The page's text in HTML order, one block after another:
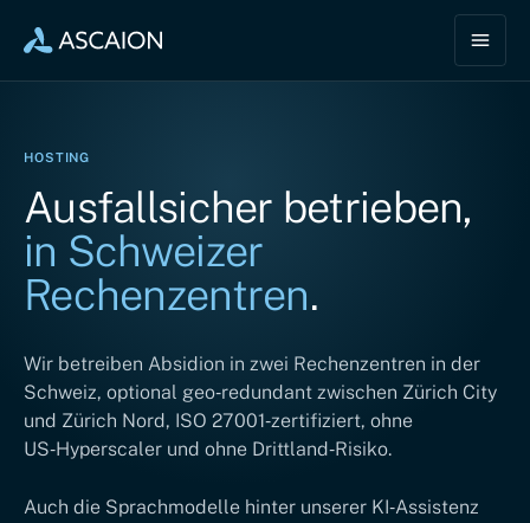
HOSTING
Ausfallsicher betrieben,
in Schweizer
Rechenzentren.
Wir betreiben Absidion in zwei Rechenzentren in der
Schweiz, optional geo‑redundant zwischen Zürich City
und Zürich Nord, ISO 27001‑zertifiziert, ohne
US‑Hyperscaler und ohne Drittland‑Risiko.
Auch die Sprachmodelle hinter unserer KI‑Assistenz